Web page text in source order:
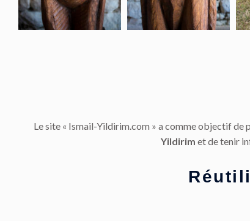
Le site « Ismail-Yildirim.com » a comme objectif
Yildirim et de tenir